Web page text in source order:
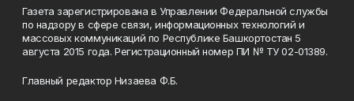
Газета зарегистрирована в Управлении Федеральной службы
по надзору в сфере связи, информационных технологий и
массовых коммуникаций по Республике Башкортостан 5
августа 2015 года. Регистрационный номер ПИ № ТУ 02-01389.
Главный редактор Низаева Ф.Б.